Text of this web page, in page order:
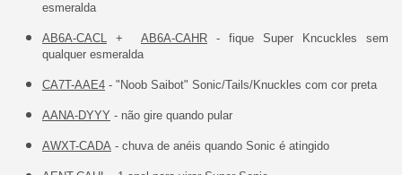
esmeralda
AB6A-CACL+ AB6A-CAHR - fique Super Kncuckles sem
qualquer esmeralda
CA7T-AAE4- "Noob Saibot" Sonic/Tails/Knuckles com cor preta
AANA-DYYY - não gire quando pular
AWXT-CADA- chuva de anéis quando Sonic é atingido